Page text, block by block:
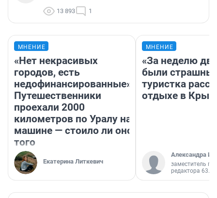
13 893 1
МНЕНИЕ
«Нет некрасивых
городов, есть
недофинансированные».
Путешественники
проехали 2000
километров по Уралу на
машине — стоило ли оно
того
Екатерина Литкевич
МНЕНИЕ
«За неделю
были
туристка
отдыхе в
Александра
заместитель
редактора 63.RU